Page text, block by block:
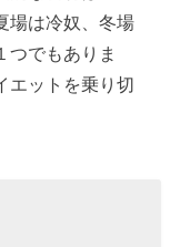
場は冷奴、冬場
つでもありま
エットを乗り切